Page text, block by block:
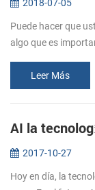
2018-07-05
Puede hacer que
algo que es
impr...Leer Más
2017-10-27
Hoy en día, la